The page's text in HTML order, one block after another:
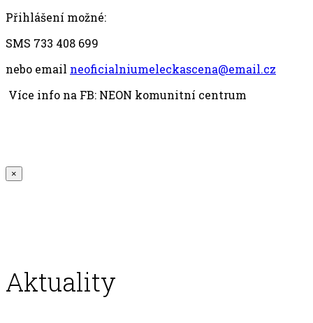
Přihlášení možné:
SMS 733 408 699
nebo email neoficialniumeleckascena@email.cz
Více info na FB: NEON komunitní centrum
×
Aktuality